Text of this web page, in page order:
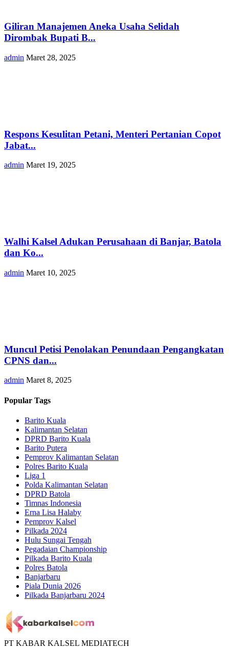
Giliran Manajemen Aneka Usaha Selidah
Dirombak Bupati B...
admin Maret 28, 2025
Respons Kesulitan Petani, Menteri Pertanian Copot
Jabat...
admin Maret 19, 2025
Walhi Kalsel Adukan Perusahaan di Banjar, Batola
dan Ko...
admin Maret 10, 2025
Muncul Petisi Penolakan Penundaan Pengangkatan
CPNS dan...
admin Maret 8, 2025
Popular Tags
Barito Kuala
Kalimantan Selatan
DPRD Barito Kuala
Barito Putera
Pemprov Kalimantan Selatan
Polres Barito Kuala
Liga 1
Polda Kalimantan Selatan
DPRD Batola
Timnas Indonesia
Erna Lisa Halaby
Pemprov Kalsel
Pilkada 2024
Hulu Sungai Tengah
Pegadaian Championship
Pilkada Barito Kuala
Polres Batola
Banjarbaru
Piala Dunia 2026
Pilkada Banjarbaru 2024
PT KABAR KALSEL MEDIATECH